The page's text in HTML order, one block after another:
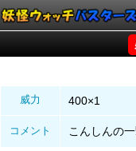
威力 400×1
コメント こんしんの